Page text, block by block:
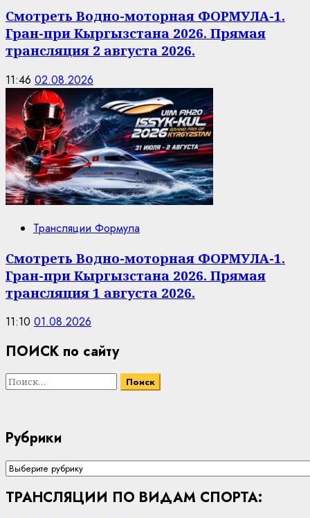
Смотреть Водно-моторная ФОРМУЛА-1.
Гран-при Кыргызстана 2026. Прямая
трансляция 2 августа 2026.
11:46 02.08.2026
Трансляции Формула
Смотреть Водно-моторная ФОРМУЛА-1.
Гран-при Кыргызстана 2026. Прямая
трансляция 1 августа 2026.
11:10 01.08.2026
ПОИСК по сайту
Найти:
Рубрики
Рубрики
ТРАНСЛЯЦИИ ПО ВИДАМ СПОРТА: